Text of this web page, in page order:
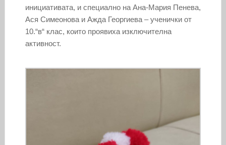
инициативата, и специално на Ана-Мария Пенева,
Ася Симеонова и Ажда Георгиева – ученички от
10.“в“ клас, които проявиха изключителна
активност.